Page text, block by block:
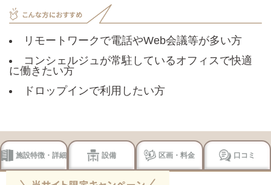
リモートワークで電話やWeb会議等が多い方
コンシェルジュが常駐しているオフィスで快適
に働きたい方
ドロップインで利用したい方
施設特徴・詳細 設備 区画・料金 口コミ